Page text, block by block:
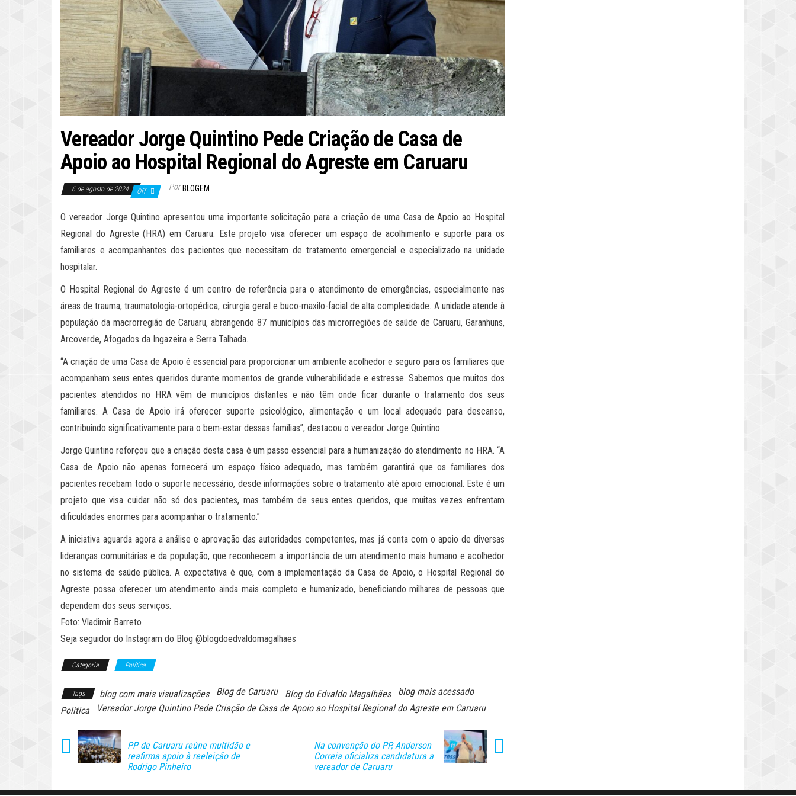
Vereador Jorge Quintino Pede Criação de Casa de
Apoio ao Hospital Regional do Agreste em Caruaru
6 de agosto de 2024 Off Por BLOGEM
O vereador Jorge Quintino apresentou uma importante solicitação para a criação de uma Casa de Apoio ao Hospital
Regional do Agreste (HRA) em Caruaru. Este projeto visa oferecer um espaço de acolhimento e suporte para os
familiares e acompanhantes dos pacientes que necessitam de tratamento emergencial e especializado na unidade
hospitalar.
O Hospital Regional do Agreste é um centro de referência para o atendimento de emergências, especialmente nas
áreas de trauma, traumatologia-ortopédica, cirurgia geral e buco-maxilo-facial de alta complexidade. A unidade atende à
população da macrorregião de Caruaru, abrangendo 87 municípios das microrregiões de saúde de Caruaru, Garanhuns,
Arcoverde, Afogados da Ingazeira e Serra Talhada.
“A criação de uma Casa de Apoio é essencial para proporcionar um ambiente acolhedor e seguro para os familiares que
acompanham seus entes queridos durante momentos de grande vulnerabilidade e estresse. Sabemos que muitos dos
pacientes atendidos no HRA vêm de municípios distantes e não têm onde ficar durante o tratamento dos seus
familiares. A Casa de Apoio irá oferecer suporte psicológico, alimentação e um local adequado para descanso,
contribuindo significativamente para o bem-estar dessas famílias”, destacou o vereador Jorge Quintino.
Jorge Quintino reforçou que a criação desta casa é um passo essencial para a humanização do atendimento no HRA. “A
Casa de Apoio não apenas fornecerá um espaço físico adequado, mas também garantirá que os familiares dos
pacientes recebam todo o suporte necessário, desde informações sobre o tratamento até apoio emocional. Este é um
projeto que visa cuidar não só dos pacientes, mas também de seus entes queridos, que muitas vezes enfrentam
dificuldades enormes para acompanhar o tratamento.”
A iniciativa aguarda agora a análise e aprovação das autoridades competentes, mas já conta com o apoio de diversas
lideranças comunitárias e da população, que reconhecem a importância de um atendimento mais humano e acolhedor
no sistema de saúde pública. A expectativa é que, com a implementação da Casa de Apoio, o Hospital Regional do
Agreste possa oferecer um atendimento ainda mais completo e humanizado, beneficiando milhares de pessoas que
dependem dos seus serviços.
Foto: Vladimir Barreto
Seja seguidor do Instagram do Blog @blogdoedvaldomagalhaes
Categoria Política
Tags blog com mais visualizações Blog de Caruaru Blog do Edvaldo Magalhães
blog mais acessado
Política
Vereador Jorge Quintino Pede Criação de Casa de Apoio ao Hospital Regional do Agreste em Caruaru
PP de Caruaru reúne multidão e
reafirma apoio à reeleição de
Rodrigo Pinheiro
Na convenção do PP, Anderson
Correia oficializa candidatura a
vereador de Caruaru